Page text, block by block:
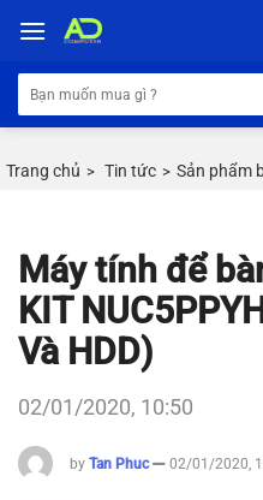
đến
nội
dung
Tìm
kiếm:
Trang chủ > Tin tức > Sản phẩm
Máy tính để
KIT
Và HDD)
02/01/2020, 10:50
by Tan Phuc 02/01/2020,